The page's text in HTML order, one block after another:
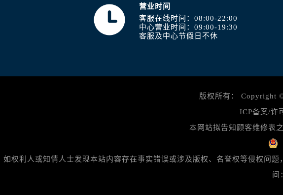
营业时间
客服在线时间：08:00-22:00
中心营业时间：09:00-19:30
客服及中心节假日不休
版权所有： Copyright
ICP备案/许
本网站拟告知顾客维修表
如权利人或知情人士发现本站内容存在事实错误或涉及版权、名誉权等侵权问
间